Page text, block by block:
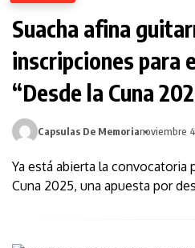
Suacha afina
inscripciones para
“Desde la Cuna
Capsulas De Memorianoviembre
Ya está abierta la convocatoria
Cuna 2025, una apuesta por